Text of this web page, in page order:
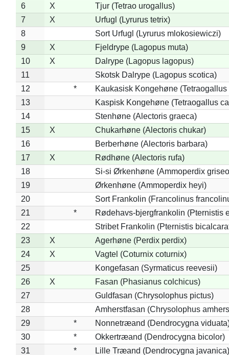
6
X
Tjur (Tetrao urogallus)
7
X
Urfugl (Lyrurus tetrix)
8
Sort Urfugl (Lyrurus mlokosiewiczi)
9
X
Fjeldrype (Lagopus muta)
10
X
Dalrype (Lagopus lagopus)
11
Skotsk Dalrype (Lagopus scotica)
12
*
Kaukasisk Kongehøne
13
Kaspisk Kongehøne (Tetraogallus
14
Stenhøne (Alectoris graeca)
15
X
Chukarhøne (Alectoris chukar)
16
Berberhøne (Alectoris barbara)
17
X
Rødhøne (Alectoris rufa)
18
Si-si Ørkenhøne (Ammoperdix
19
Ørkenhøne (Ammoperdix heyi)
20
Sort Frankolin (Francolinus
21
*
Rødehavs-bjergfrankolin (Pternistis
22
Stribet Frankolin (Pternistis
23
X
Agerhøne (Perdix perdix)
24
X
Vagtel (Coturnix coturnix)
25
Kongefasan (Syrmaticus reevesii)
26
X
Fasan (Phasianus colchicus)
27
Guldfasan (Chrysolophus pictus)
28
Amherstfasan (Chrysolophus
29
*
Nonnetræand (Dendrocygna
30
*
Okkertræand (Dendrocygna bicolor)
31
*
Lille Træand (Dendrocygna javanica)